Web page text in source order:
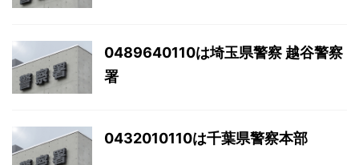
0489640110は埼玉県警察 越谷警察
署
0432010110は千葉県警察本部